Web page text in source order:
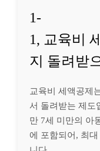
1-
1, 교육비
지 돌려받
교육비 세액공제
서 돌려받는 제도
만 7세 미만의 아
에 포함되어, 최